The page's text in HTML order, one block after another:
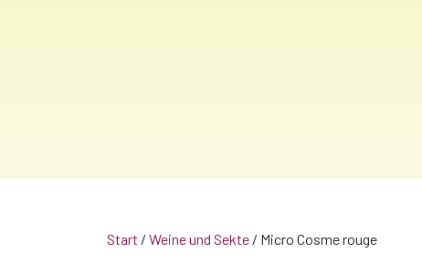
Start / Weine und Sekte / Micro Cosme rouge